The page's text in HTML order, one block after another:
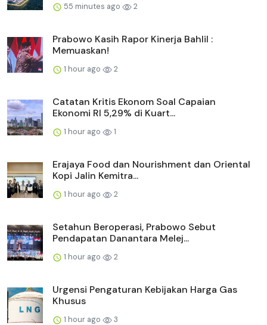
55 minutes ago 2
Prabowo Kasih Rapor Kinerja Bahlil :
Memuaskan!
1 hour ago 2
Catatan Kritis Ekonom Soal Capaian
Ekonomi RI 5,29% di Kuart...
1 hour ago 1
Erajaya Food dan Nourishment dan Oriental
Kopi Jalin Kemitra...
1 hour ago 2
Setahun Beroperasi, Prabowo Sebut
Pendapatan Danantara Melej...
1 hour ago 2
Urgensi Pengaturan Kebijakan Harga Gas
Khusus
1 hour ago 3